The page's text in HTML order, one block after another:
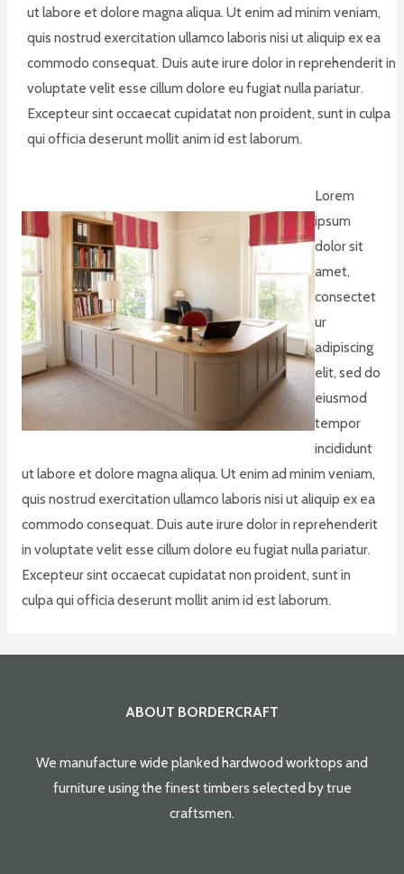
ut labore et dolore magna aliqua. Ut enim ad minim veniam,
quis nostrud exercitation ullamco laboris nisi ut aliquip ex ea
commodo consequat. Duis aute irure dolor in reprehenderit in
voluptate velit esse cillum dolore eu fugiat nulla pariatur.
Excepteur sint occaecat cupidatat non proident, sunt in culpa
qui officia deserunt mollit anim id est laborum.
Lorem
ipsum
dolor sit
amet,
consectet
ur
adipiscing
elit, sed do
eiusmod
tempor
incididunt
ut labore et dolore magna aliqua. Ut enim ad minim veniam,
quis nostrud exercitation ullamco laboris nisi ut aliquip ex ea
commodo consequat. Duis aute irure dolor in reprehenderit
in voluptate velit esse cillum dolore eu fugiat nulla pariatur.
Excepteur sint occaecat cupidatat non proident, sunt in
culpa qui officia deserunt mollit anim id est laborum.
ABOUT BORDERCRAFT
We manufacture wide planked hardwood worktops and
furniture using the finest timbers selected by true
craftsmen.